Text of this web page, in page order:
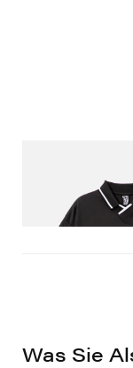
Billionaire Boys Club
Jetzt einkaufen
Was Sie